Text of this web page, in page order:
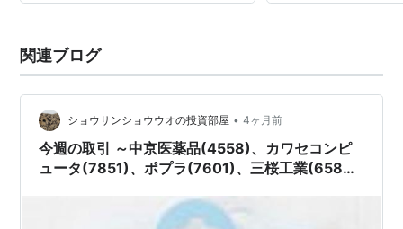
関連ブログ
ショウサンショウウオの投資部屋 • 4ヶ月前
今週の取引 ～中京医薬品(4558)、カワセコンピ
ュータ(7851)、ポプラ(7601)、三桜工業(6584)